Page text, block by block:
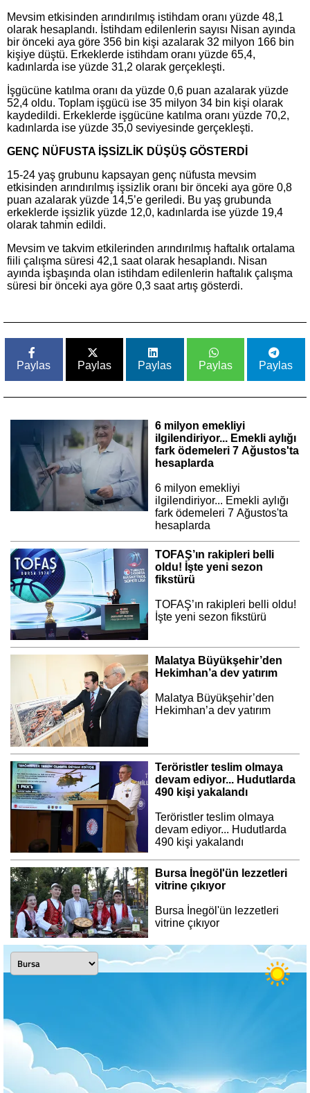
Mevsim etkisinden arındırılmış istihdam oranı yüzde 48,1
olarak hesaplandı. İstihdam edilenlerin sayısı Nisan ayında
bir önceki aya göre 356 bin kişi azalarak 32 milyon 166 bin
kişiye düştü. Erkeklerde istihdam oranı yüzde 65,4,
kadınlarda ise yüzde 31,2 olarak gerçekleşti.
İşgücüne katılma oranı da yüzde 0,6 puan azalarak yüzde
52,4 oldu. Toplam işgücü ise 35 milyon 34 bin kişi olarak
kaydedildi. Erkeklerde işgücüne katılma oranı yüzde 70,2,
kadınlarda ise yüzde 35,0 seviyesinde gerçekleşti.
GENÇ NÜFUSTA İŞSİZLİK DÜŞÜŞ GÖSTERDİ
15-24 yaş grubunu kapsayan genç nüfusta mevsim
etkisinden arındırılmış işsizlik oranı bir önceki aya göre 0,8
puan azalarak yüzde 14,5’e geriledi. Bu yaş grubunda
erkeklerde işsizlik yüzde 12,0, kadınlarda ise yüzde 19,4
olarak tahmin edildi.
Mevsim ve takvim etkilerinden arındırılmış haftalık ortalama
fiili çalışma süresi 42,1 saat olarak hesaplandı. Nisan
ayında işbaşında olan istihdam edilenlerin haftalık çalışma
süresi bir önceki aya göre 0,3 saat artış gösterdi.
Paylas Paylas Paylas Paylas Paylas
6 milyon emekliyi
ilgilendiriyor... Emekli aylığı
fark ödemeleri 7 Ağustos'ta
hesaplarda
6 milyon emekliyi
ilgilendiriyor... Emekli aylığı
fark ödemeleri 7 Ağustos'ta
hesaplarda
TOFAŞ’ın rakipleri belli
oldu! İşte yeni sezon
fikstürü
TOFAŞ’ın rakipleri belli oldu!
İşte yeni sezon fikstürü
Malatya Büyükşehir’den
Hekimhan’a dev yatırım
Malatya Büyükşehir’den
Hekimhan’a dev yatırım
Teröristler teslim olmaya
devam ediyor... Hudutlarda
490 kişi yakalandı
Teröristler teslim olmaya
devam ediyor... Hudutlarda
490 kişi yakalandı
Bursa İnegöl'ün lezzetleri
vitrine çıkıyor
Bursa İnegöl'ün lezzetleri
vitrine çıkıyor